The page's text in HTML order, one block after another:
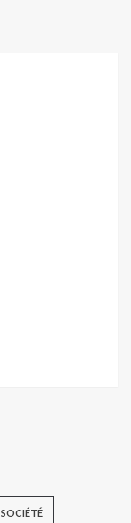
SOCIÉTÉ